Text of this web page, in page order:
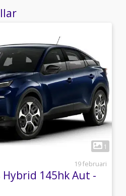
1
19 februari
Hybrid 145hk Aut -